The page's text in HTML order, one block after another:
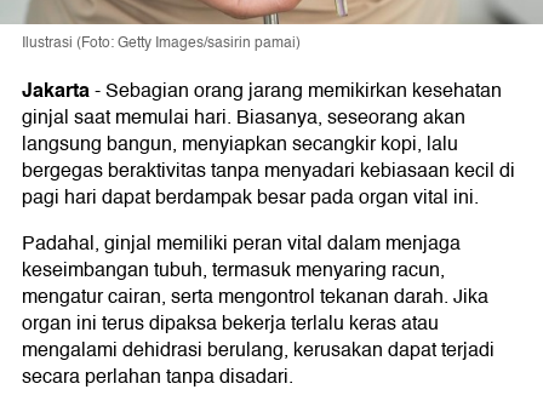
Ilustrasi (Foto: Getty Images/sasirin pamai)
Jakarta-Sebagian orang jarang memikirkan kesehatan
ginjal saat memulai hari. Biasanya, seseorang akan
langsung bangun, menyiapkan secangkir kopi, lalu
bergegas beraktivitas tanpa menyadari kebiasaan kecil di
pagi hari dapat berdampak besar pada organ vital ini.
Padahal, ginjal memiliki peran vital dalam menjaga
keseimbangan tubuh, termasuk menyaring racun,
mengatur cairan, serta mengontrol tekanan darah. Jika
organ ini terus dipaksa bekerja terlalu keras atau
mengalami dehidrasi berulang, kerusakan dapat terjadi
secara perlahan tanpa disadari.